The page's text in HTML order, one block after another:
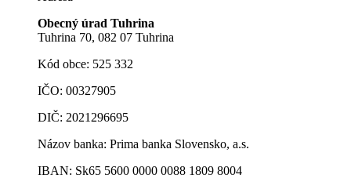
Obecný úrad Tuhrina
Tuhrina 70, 082 07 Tuhrina
Kód obce: 525 332
IČO: 00327905
DIČ: 2021296695
Názov banka: Prima banka Slovensko, a.s.
IBAN: Sk65 5600 0000 0088 1809 8004